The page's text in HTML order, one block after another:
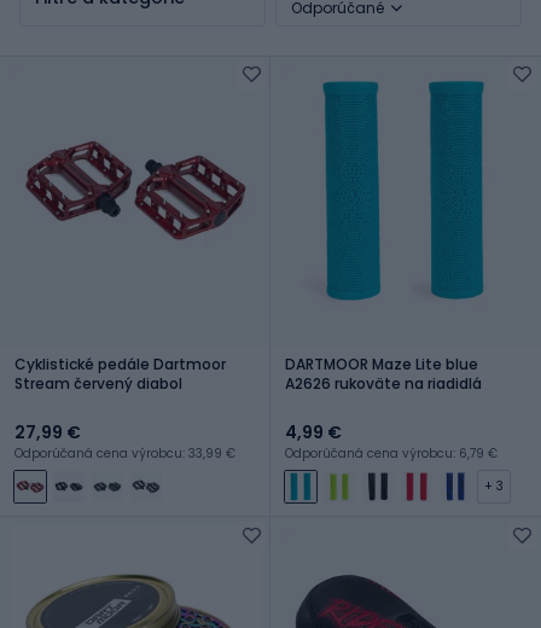
Odporúčané
Cyklistické pedále Dartmoor
Stream červený diabol
27,99 €
Odporúčaná cena výrobcu: 33,99 €
DARTMOOR Maze Lite blue
A2626 rukoväte na riadidlá
4,99 €
Odporúčaná cena výrobcu: 6,79 €
+ 3